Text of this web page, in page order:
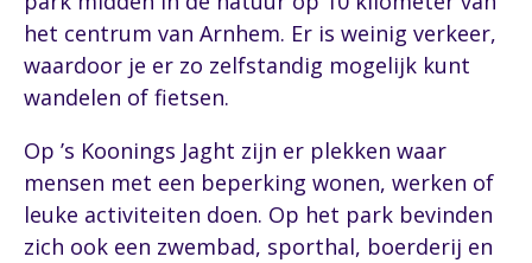
het centrum van Arnhem. Er is weinig verkeer,
waardoor je er zo zelfstandig mogelijk kunt
wandelen of fietsen.
Op ’s Koonings Jaght zijn er plekken waar
mensen met een beperking wonen, werken of
leuke activiteiten doen. Op het park bevinden
zich ook een zwembad, sporthal, boerderij en